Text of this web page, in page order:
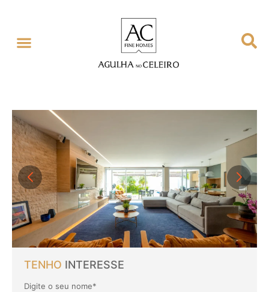
TENHO INTERESSE
Digite o seu nome*